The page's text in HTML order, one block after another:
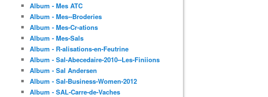
Album - Mes ATC
Album - Mes--Broderies
Album - Mes-Cr-ations
Album - Mes-Sals
Album - R-alisations-en-Feutrine
Album - Sal-Abecedaire-2010--Les-Finiions
Album - Sal Andersen
Album - Sal-Business-Women-2012
Album - SAL-Carre-de-Vaches